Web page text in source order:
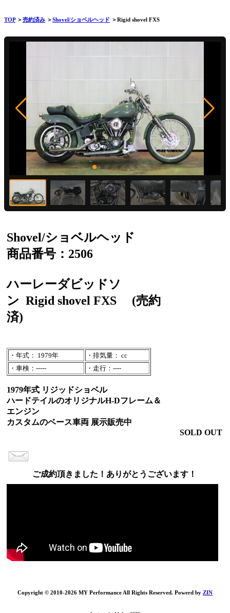
TOP＞売約済み ＞Shovel/ショベルヘッド ＞Rigid shovel FXS
Shovel/ショベルヘッド
商品番号：2506
ハーレーダビッドソ
ン Rigid shovel FXS
(売約
済)
・年式： 1979年
・排気量： cc
・車検：-----
・走行：----
1979年式 リジッドショベル
ハードテイルのオリジナルH-Dフレーム＆
エンジン
カスタムのベース車両 展示販売中
SOLD OUT
ご成約頂きました！ありがとうございます！
Copyright © 2010-2026 MY Performance All Rights Reserved. Powerd by ZIN